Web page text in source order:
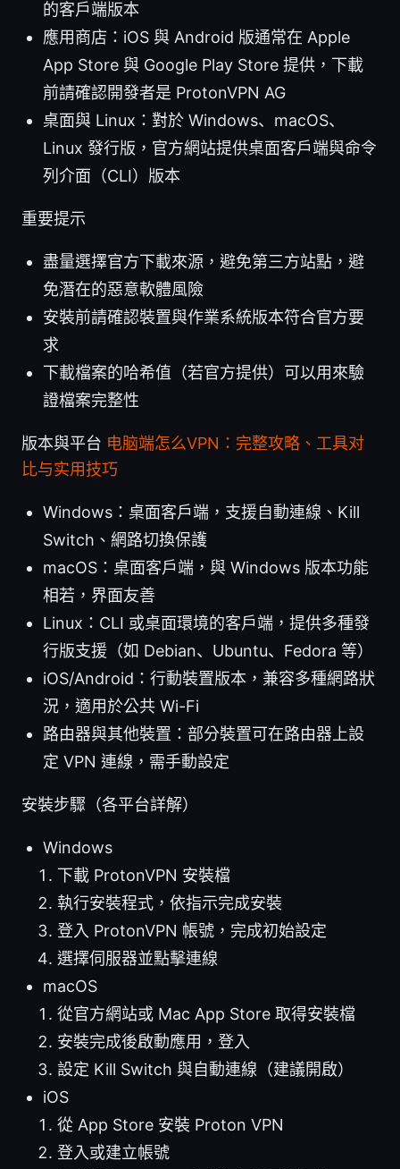
的客戶端版本
應用商店：iOS 與 Android 版通常在 Apple
App Store 與 Google Play Store 提供，下載
前請確認開發者是 ProtonVPN AG
桌面與 Linux：對於 Windows、macOS、
Linux 發行版，官方網站提供桌面客戶端與命令
列介面（CLI）版本
重要提示
盡量選擇官方下載來源，避免第三方站點，避
免潛在的惡意軟體風險
安裝前請確認裝置與作業系統版本符合官方要
求
下載檔案的哈希值（若官方提供）可以用來驗
證檔案完整性
版本與平台 电脑端怎么VPN：完整攻略、工具对
比与实用技巧
Windows：桌面客戶端，支援自動連線、Kill
Switch、網路切換保護
macOS：桌面客戶端，與 Windows 版本功能
相若，界面友善
Linux：CLI 或桌面環境的客戶端，提供多種發
行版支援（如 Debian、Ubuntu、Fedora 等）
iOS/Android：行動裝置版本，兼容多種網路狀
況，適用於公共 Wi-Fi
路由器與其他裝置：部分裝置可在路由器上設
定 VPN 連線，需手動設定
安裝步驟（各平台詳解）
Windows
下載 ProtonVPN 安裝檔
執行安裝程式，依指示完成安裝
登入 ProtonVPN 帳號，完成初始設定
選擇伺服器並點擊連線
macOS
從官方網站或 Mac App Store 取得安裝檔
安裝完成後啟動應用，登入
設定 Kill Switch 與自動連線（建議開啟）
iOS
從 App Store 安裝 Proton VPN
登入或建立帳號